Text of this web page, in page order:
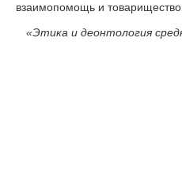
взаимопомощь и товарищество.
«Этика и деонтология